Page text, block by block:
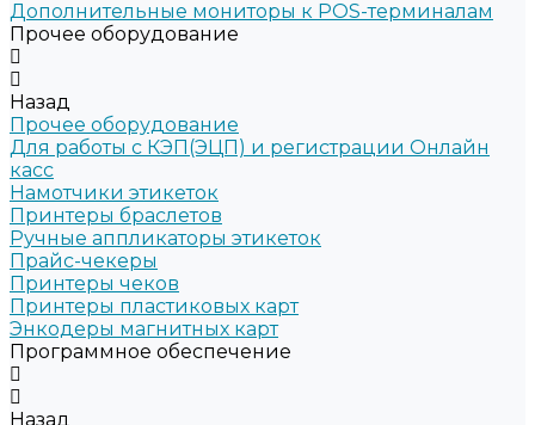
Дополнительные мониторы к POS-терминалам
Прочее оборудование
Назад
Прочее оборудование
Для работы с КЭП(ЭЦП) и регистрации Онлайн
касс
Намотчики этикеток
Принтеры браслетов
Ручные аппликаторы этикеток
Прайс-чекеры
Принтеры чеков
Принтеры пластиковых карт
Энкодеры магнитных карт
Программное обеспечение
Назад